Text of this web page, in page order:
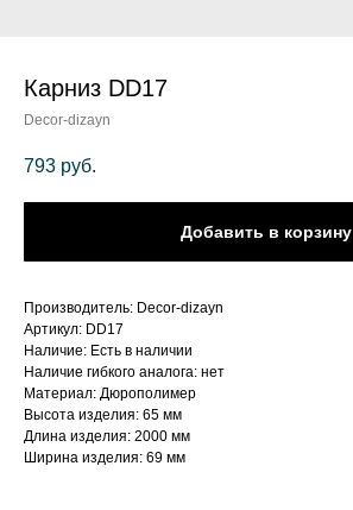
Карниз DD17
Decor-dizayn
793 руб.
Добавить в корзину
Производитель: Decor-dizayn
Артикул: DD17
Наличие: Есть в наличии
Наличие гибкого аналога: нет
Материал: Дюрополимер
Высота изделия: 65 мм
Длина изделия: 2000 мм
Ширина изделия: 69 мм